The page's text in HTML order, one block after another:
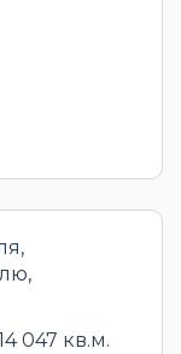
047 кв.м.